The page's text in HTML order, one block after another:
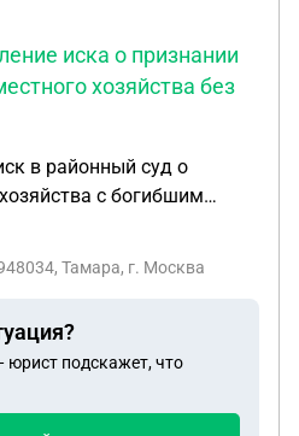
иска о признании
хозяйства без
в районный суд о
с богибшим
совместный ребенок 7
суда. Что это
наследница дочь
и ею выплаты аолучены
Тамара, г. Москва
юрист подскажет, что